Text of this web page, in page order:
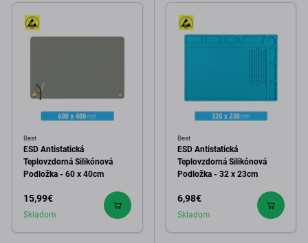
Best
ESD Antistatická
Teplovzdorná Silikónová
Podložka - 60 x 40cm
15,99€
Skladom
Best
ESD Antistatická
Teplovzdorná Silikónová
Podložka - 32 x 23cm
6,98€
Skladom